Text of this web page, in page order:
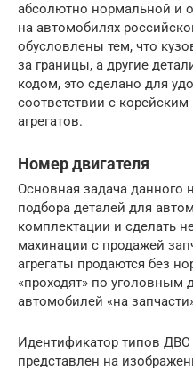
абсолютно нормальной и
на автомобилях
обусловлены тем, что
за границы, а другие
кодом, это сделано для
соответствии с
агрегатов.
Номер двигателя
Основная задача данного
подбора деталей для
комплектации и сделать
махинации с продажей
агрегаты продаются без
«проходят» по уголовным
автомобилей «на
Идентификатор типов
представлен на